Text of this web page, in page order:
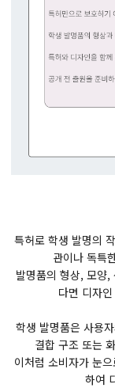
특허로 학생 발명의
관이나 독특
발명품의 형상, 모양,
다면 디자
학생 발명품은 사용
결합 구조 또는
이처럼 소비자가 눈
하여